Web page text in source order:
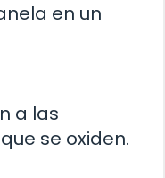
en un
a las
se oxiden.